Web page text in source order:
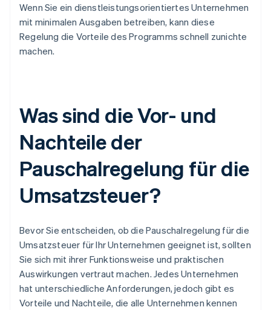
Wenn Sie ein dienstleistungsorientiertes Unternehmen
mit minimalen Ausgaben betreiben, kann diese
Regelung die Vorteile des Programms schnell zunichte
machen.
Was sind die Vor- und
Nachteile der
Pauschalregelung für die
Umsatzsteuer?
Bevor Sie entscheiden, ob die Pauschalregelung für die
Umsatzsteuer für Ihr Unternehmen geeignet ist, sollten
Sie sich mit ihrer Funktionsweise und praktischen
Auswirkungen vertraut machen. Jedes Unternehmen
hat unterschiedliche Anforderungen, jedoch gibt es
Vorteile und Nachteile, die alle Unternehmen kennen